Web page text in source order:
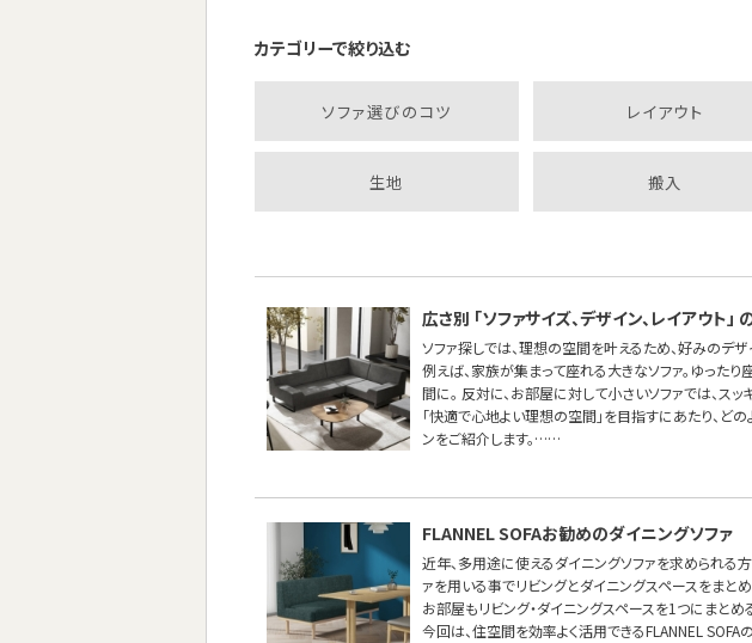
カテゴリーで絞り込む
ソファ選びのコツ レイアウト
生地 搬入
広さ別 「ソファサイズ、デザイン、レイアウト」
ソファ探しでは、理想の空間を叶えるため、好みのデ
例えば、家族が集まって座れる大きなソファ。ゆった
間に。 反対に、お部屋に対して小さいソファでは、ス
「快適で心地よい理想の空間」を目指すにあたり、ど
ンをご紹介します。……
FLANNEL SOFAお勧めのダイニングソファ
近年、多用途に使えるダイニングソファを求められる
ァを用いる事でリビングとダイニングスペースをまと
お部屋もリビング・ダイニングスペースを1つにまと
今回は、住空間を効率よく活用できるFLANNEL